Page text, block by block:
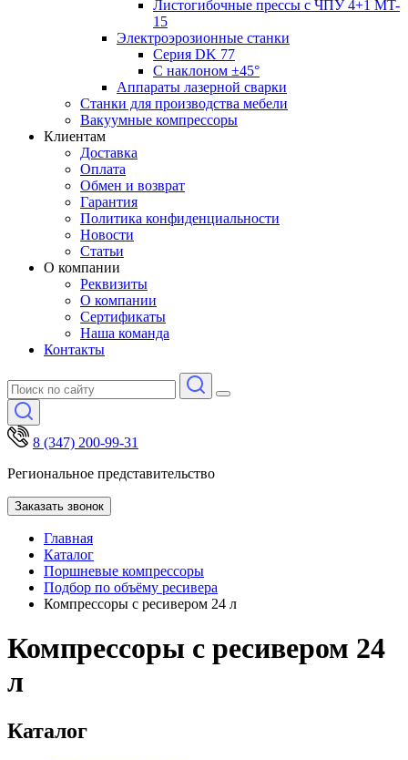
Листогибочные прессы с ЧПУ 4+1 MT-
15
Электроэрозионные станки
Серия DK 77
С наклоном ±45°
Аппараты лазерной сварки
Станки для производства мебели
Вакуумные компрессоры
Клиентам
Доставка
Оплата
Обмен и возврат
Гарантия
Политика конфиденциальности
Новости
Статьи
О компании
Реквизиты
О компании
Сертификаты
Наша команда
Контакты
8 (347) 200-99-31
Региональное представительство
Заказать звонок
Главная
Каталог
Поршневые компрессоры
Подбор по объёму ресивера
Компрессоры с ресивером 24 л
Компрессоры с ресивером 24
л
Каталог